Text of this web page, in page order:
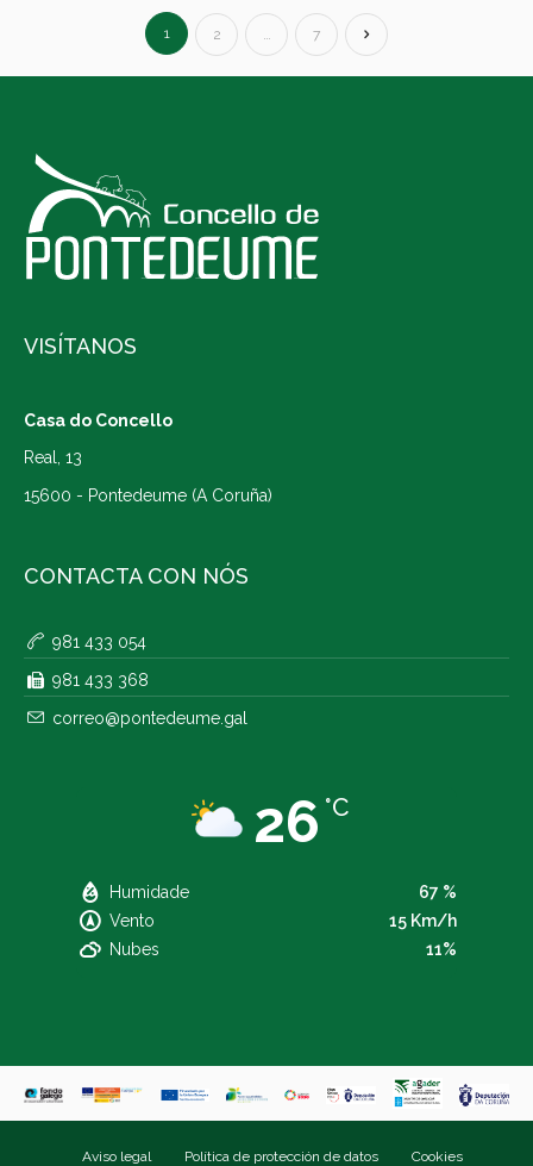
1 2 7
VISÍTANOS
Casa do Concello
Real, 13
15600 - Pontedeume (A Coruña)
CONTACTA CON NÓS
981 433 054
981 433 368
correo@pontedeume.gal
26 °C
Humidade
67 %
Vento
15 Km/h
Nubes
11%
Aviso legal Política de protección de datos Cookies